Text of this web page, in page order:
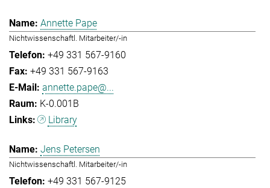
Annette Pape
Nichtwissenschaftl. Mitarbeiter/-in
+49 331 567-9160
+49 331 567-9163
annette.pape@...
K-0.001B
Library
Jens Petersen
Nichtwissenschaftl. Mitarbeiter/-in
+49 331 567-9125